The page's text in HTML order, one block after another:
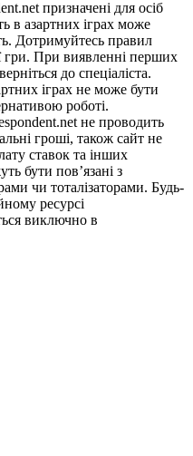
призначені для осіб
в азартних іграх може
Дотримуйтесь правил
гри. При виявленні перших
до спеціаліста.
іграх не може бути
роботі.
не проводить
гроші, також сайт не
ставок та інших
бути пов’язані з
чи тоталізаторами. Будь-
ресурсі
виключно в